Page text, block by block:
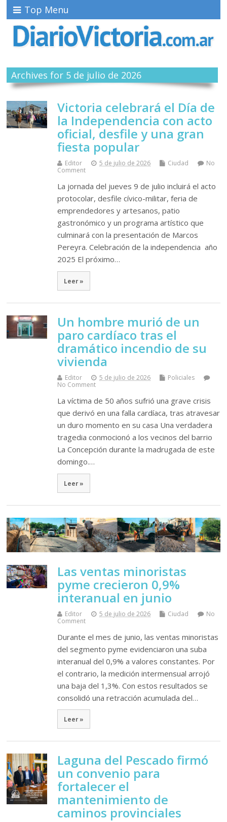
Top Menu
Archives for 5 de julio de 2026
Victoria celebrará el Día de
la Independencia con acto
oficial, desfile y una gran
fiesta popular
Editor 5 de julio de 2026 Ciudad
No
Comment
La jornada del jueves 9 de julio incluirá el acto
protocolar, desfile cívico-militar, feria de
emprendedores y artesanos, patio
gastronómico y un programa artístico que
culminará con la presentación de Marcos
Pereyra. Celebración de la independencia año
2025 El próximo…
Leer »
Un hombre murió de un
paro cardíaco tras el
dramático incendio de su
vivienda
Editor 5 de julio de 2026
Policiales
No Comment
La víctima de 50 años sufrió una grave crisis
que derivó en una falla cardíaca, tras atravesar
un duro momento en su casa Una verdadera
tragedia conmocionó a los vecinos del barrio
La Concepción durante la madrugada de este
domingo.…
Leer »
Las ventas minoristas
pyme crecieron 0,9%
interanual en junio
Editor 5 de julio de 2026 Ciudad
No
Comment
Durante el mes de junio, las ventas minoristas
del segmento pyme evidenciaron una suba
interanual del 0,9% a valores constantes. Por
el contrario, la medición intermensual arrojó
una baja del 1,3%. Con estos resultados se
consolidó una retracción acumulada del…
Leer »
Laguna del Pescado firmó
un convenio para
fortalecer el
mantenimiento de
caminos provinciales